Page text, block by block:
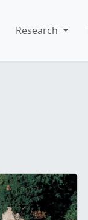
Research